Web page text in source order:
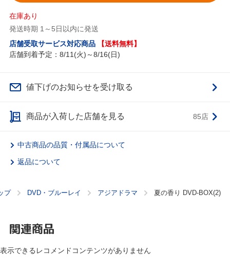
在庫あり
発送時期 1～5日以内に発送
店舗受取サービス対応商品
【送料無料】
店舗到着予定：8/11(火)～8/16(日)
値下げのお知らせを受け取る
商品が入荷した店舗を見る 85店
中古商品の品質・付属品について
返品について
プ DVD・ブルーレイ アジアドラマ 夏の香り DVD-BOX(2)
関連商品
表示できるレコメンドコンテンツがありません